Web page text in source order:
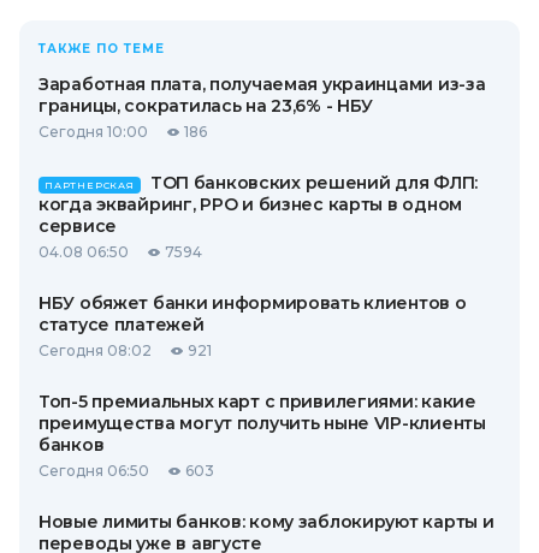
ТАКЖЕ ПО ТЕМЕ
Заработная плата, получаемая украинцами из-за
границы, сократилась на 23,6% - НБУ
Сегодня 10:00 186
ПАРТНЕРСКАЯ
ТОП банковских решений для ФЛП:
когда эквайринг, РРО и бизнес карты в одном
сервисе
04.08 06:50 7594
НБУ обяжет банки информировать клиентов о
статусе платежей
Сегодня 08:02 921
Топ-5 премиальных карт с привилегиями: какие
преимущества могут получить ныне VIP-клиенты
банков
Сегодня 06:50 603
Новые лимиты банков: кому заблокируют карты и
переводы уже в августе